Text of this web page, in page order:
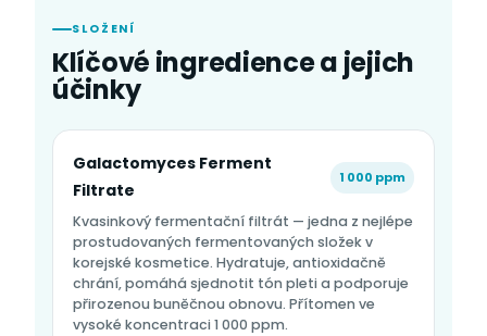
SLOŽENÍ
Klíčové ingredience a jejich
účinky
Galactomyces Ferment
Filtrate
1 000 ppm
Kvasinkový fermentační filtrát — jedna z nejlépe
prostudovaných fermentovaných složek v
korejské kosmetice. Hydratuje, antioxidačně
chrání, pomáhá sjednotit tón pleti a podporuje
přirozenou buněčnou obnovu. Přítomen ve
vysoké koncentraci 1 000 ppm.